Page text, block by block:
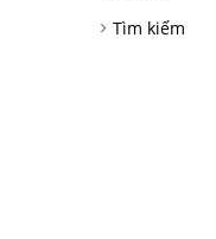
Tìm kiếm